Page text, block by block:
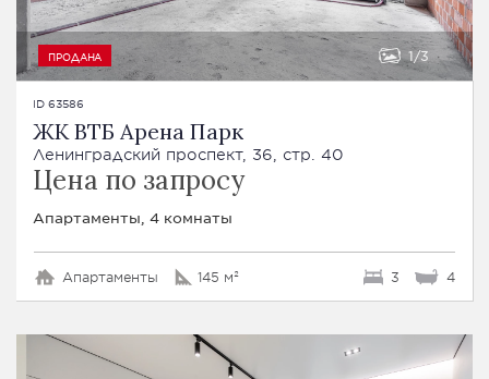
ПРОДАНА 1 3
ID 63586
ЖК ВТБ Арена Парк
Ленинградский проспект, 36, стр. 40
Цена по запросу
Апартаменты, 4 комнаты
Апартаменты 145 м² 3 4